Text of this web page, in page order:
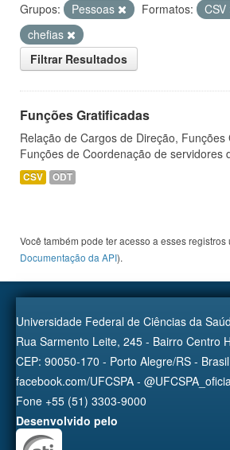
Grupos: Pessoas Formatos: CSV
chefias
Filtrar Resultados
Funções Gratificadas
Relação de Cargos de Direção, Funções
Funções de Coordenação de servidores
CSV ODT
Você também pode ter acesso a esses registros
Documentação da API).
Universidade Federal de Ciências da
Rua Sarmento Leite, 245 - Bairro Centro
CEP: 90050-170 - Porto Alegre/RS - Brasil
facebook.com/UFCSPA -
Fone +55 (51) 3303-9000
Desenvolvido pelo